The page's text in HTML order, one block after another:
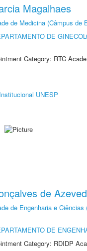
Magalhaes
de Medicina (Câmpus de
DE
Category: RTC
UNESP
de
de Engenharia e Ciências
DE
Category: RDIDP